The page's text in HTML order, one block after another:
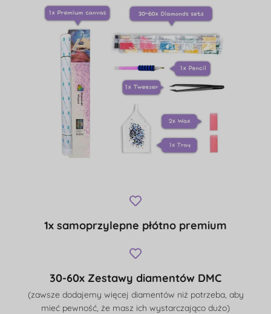
1x samoprzylepne płótno premium
30-60x Zestawy diamentów DMC
(zawsze dodajemy więcej diamentów niż potrzeba, aby
mieć pewność, że masz ich wystarczająco dużo)